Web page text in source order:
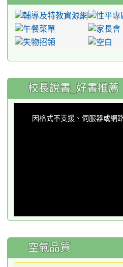
:::
校長說書_好書推薦
因格式不支援、伺服器或網
空氣品質